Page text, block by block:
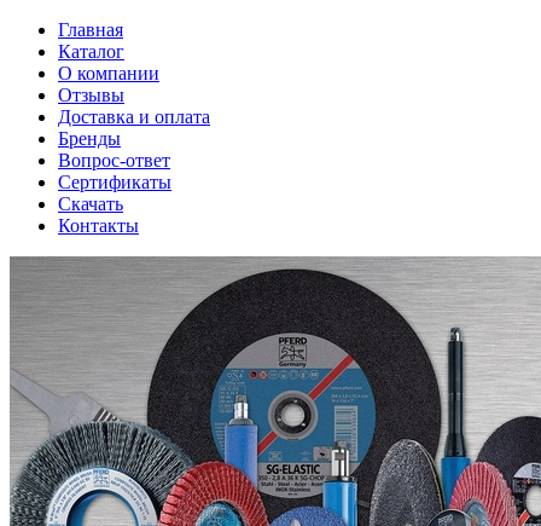
Главная
Каталог
О компании
Отзывы
Доставка и оплата
Бренды
Вопрос-ответ
Сертификаты
Скачать
Контакты